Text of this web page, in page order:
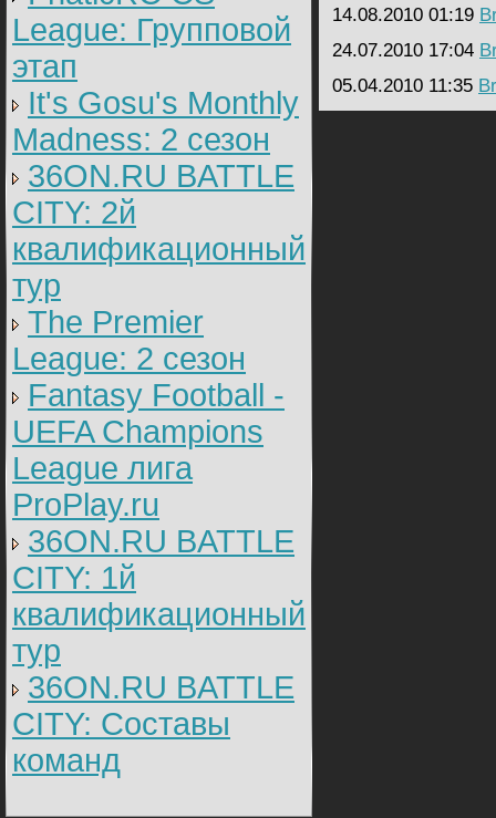
League: Групповой
этап
It's Gosu's Monthly
Madness: 2 сезон
36ON.RU BATTLE
CITY: 2й
квалификационный
тур
The Premier
League: 2 cезон
Fantasy Football -
UEFA Champions
League лига
ProPlay.ru
36ON.RU BATTLE
CITY: 1й
квалификационный
тур
36ON.RU BATTLE
CITY: Составы
команд
14.08.2010 01:19
24.07.2010 17:04
05.04.2010 11:35